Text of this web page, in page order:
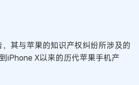
其与苹果的知识产权纠纷所涉及的
iPhone X以来的历代苹果手机产